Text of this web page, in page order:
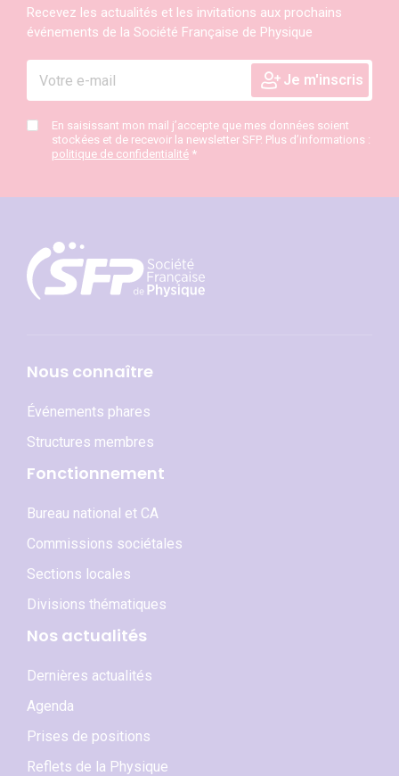
Recevez les actualités et les invitations aux prochains
événements de la Société Française de Physique
En saisissant mon mail j’accepte que mes données soient
stockées et de recevoir la newsletter SFP. Plus d’informations :
politique de confidentialité *
Nous connaître
Événements phares
Structures membres
Fonctionnement
Bureau national et CA
Commissions sociétales
Sections locales
Divisions thématiques
Nos actualités
Dernières actualités
Agenda
Prises de positions
Reflets de la Physique